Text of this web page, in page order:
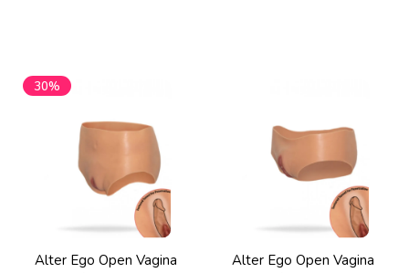
30%
Alter Ego Open Vagina
Alter Ego Open Vagina